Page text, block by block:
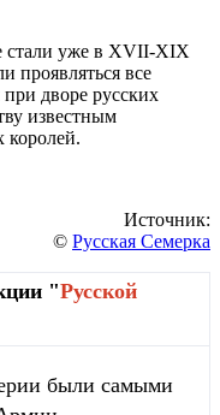
стали уже в XVII-XIX
проявляться все
дворе русских
известным
королей.
Источник:
© Русская Семерка
"Русской
были самыми